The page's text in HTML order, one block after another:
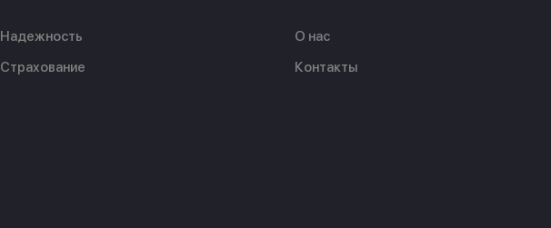
Надежность
Страхование
О нас
Контакты